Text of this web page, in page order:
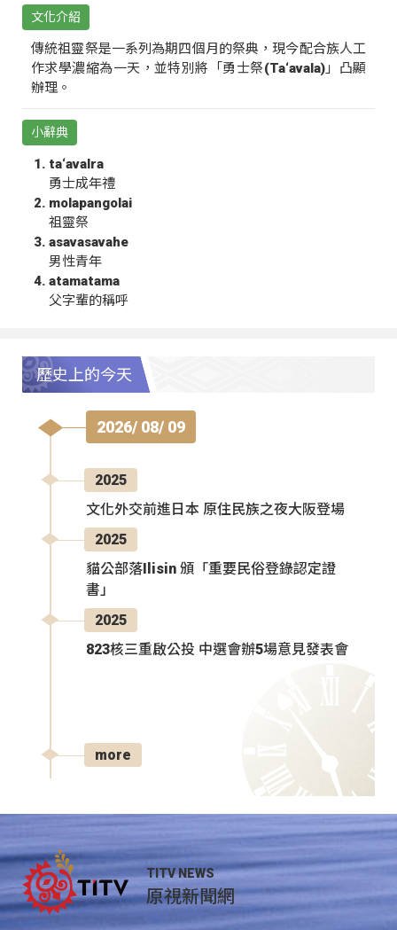
文化介紹
傳統祖靈祭是一系列為期四個月的祭典，現今配合族人工
作求學濃縮為一天，並特別將「勇士祭(Ta‘avala)」凸顯
辦理。
小辭典
ta‘avalra
勇士成年禮
molapangolai
祖靈祭
asavasavahe
男性青年
atamatama
父字輩的稱呼
歷史上的今天
2026/ 08/ 09
2025
文化外交前進日本 原住民族之夜大阪登場
2025
貓公部落Ilisin 頒「重要民俗登錄認定證
書」
2025
823核三重啟公投 中選會辦5場意見發表會
more
TITV NEWS
原視新聞網